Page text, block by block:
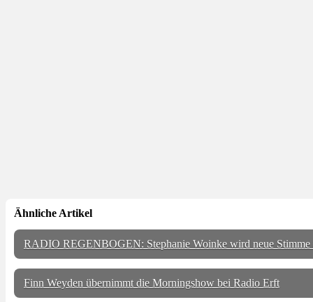
Ähnliche Artikel
RADIO REGENBOGEN: Stephanie Woinke wird neue Stimme
Finn Weyden übernimmt die Morningshow bei Radio Erft